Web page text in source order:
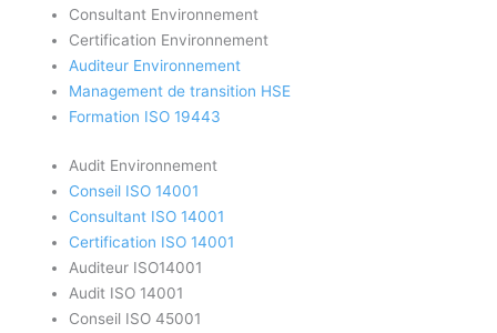
Consultant Environnement
Certification Environnement
Auditeur Environnement
Management de transition HSE
Formation ISO 19443
Audit Environnement
Conseil ISO 14001
Consultant ISO 14001
Certification ISO 14001
Auditeur ISO14001
Audit ISO 14001
Conseil ISO 45001